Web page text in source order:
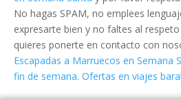
No hagas SPAM, no emplees
expresarte bien y no faltes al
quieres ponerte en contacto con
Escapadas a Marruecos en Semana
fin de semana. Ofertas en viajes